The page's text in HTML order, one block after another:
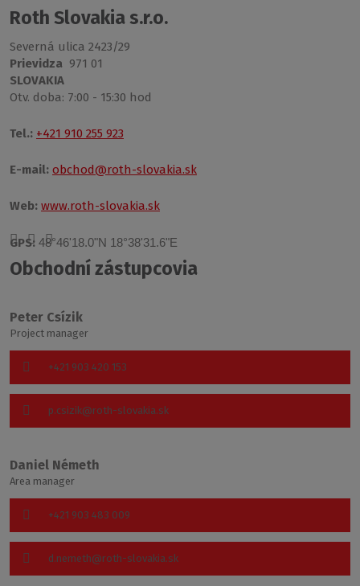
Roth Slovakia s.r.o.
Severná ulica 2423/29
Prievidza 971 01
SLOVAKIA
Otv. doba: 7:00 - 15:30 hod
Tel.: +421 910 255 923
E-mail: obchod@roth-slovakia.sk
Web: www.roth-slovakia.sk
GPS: 48°46'18.0"N 18°38'31.6"E
Obchodní zástupcovia
Peter Csízik
Project manager
+421 903 420 153
p.csizik@roth-slovakia.sk
Daniel Németh
Area manager
+421 903 483 009
d.nemeth@roth-slovakia.sk